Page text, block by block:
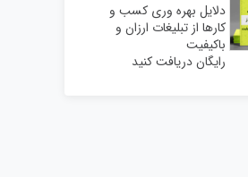
دلایل بهره وری کسب و
کارها از تبلیغات ارزان و
باکیفیت
رایگان دریافت کنید